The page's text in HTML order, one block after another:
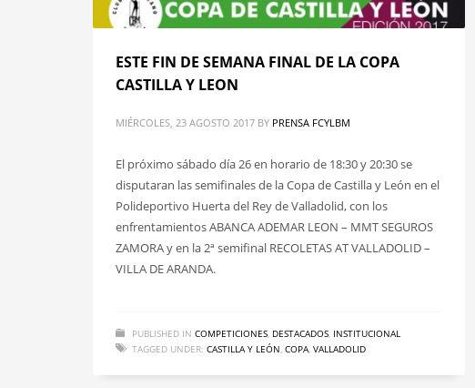
ESTE FIN DE SEMANA FINAL DE LA COPA
CASTILLA Y LEON
MIÉRCOLES, 23 AGOSTO 2017 BY PRENSA FCYLBM
El próximo sábado día 26 en horario de 18:30 y 20:30 se
disputaran las semifinales de la Copa de Castilla y León en el
Polideportivo Huerta del Rey de Valladolid, con los
enfrentamientos ABANCA ADEMAR LEON – MMT SEGUROS
ZAMORA y en la 2ª semifinal RECOLETAS AT VALLADOLID –
VILLA DE ARANDA.
PUBLISHED IN COMPETICIONES, DESTACADOS, INSTITUCIONAL
TAGGED UNDER: CASTILLA Y LEÓN, COPA, VALLADOLID